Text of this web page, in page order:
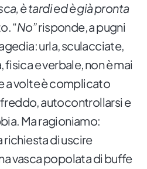
è tardi ed è già pronta
“No” risponde, a pugni
urla, sculacciate,
e verbale, non è mai
a volte è complicato
autocontrollarsi e
Ma ragioniamo:
richiesta di uscire
vasca popolata di buffe